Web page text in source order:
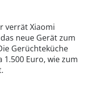
verrät Xiaomi
neue Gerät zum
Gerüchteküche
Euro, wie zum